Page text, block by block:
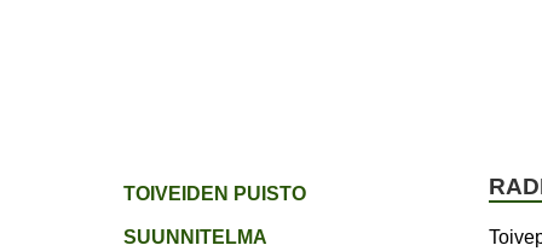
TOIVEIDEN PUISTO
SUUNNITELMA